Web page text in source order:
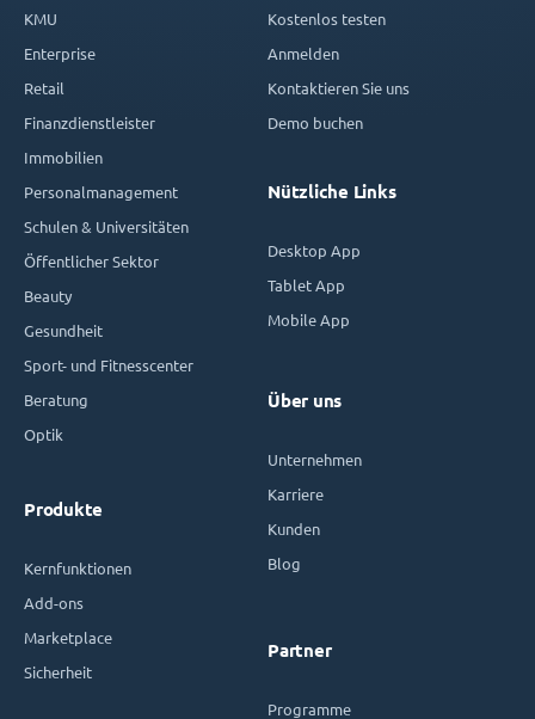
KMU
Enterprise
Retail
Finanzdienstleister
Immobilien
Personalmanagement
Schulen & Universitäten
Öffentlicher Sektor
Beauty
Gesundheit
Sport- und Fitnesscenter
Beratung
Optik
Produkte
Kernfunktionen
Add-ons
Marketplace
Sicherheit
Kostenlos testen
Anmelden
Kontaktieren Sie uns
Demo buchen
Nützliche Links
Desktop App
Tablet App
Mobile App
Über uns
Unternehmen
Karriere
Kunden
Blog
Partner
Programme